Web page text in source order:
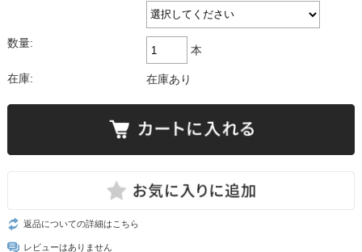
数量:
本
在庫: 在庫あり
返品についての詳細はこちら
レビューはありません